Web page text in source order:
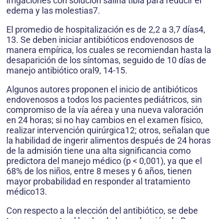
edema y las molestias7.
El promedio de hospitalización es de 2,2 a 3,7 días4,
13. Se deben iniciar antibióticos endovenosos de
manera empírica, los cuales se recomiendan hasta la
desaparición de los síntomas, seguido de 10 días de
manejo antibiótico oral9, 14-15.
Algunos autores proponen el inicio de antibióticos
endovenosos a todos los pacientes pediátricos, sin
compromiso de la vía aérea y una nueva valoración
en 24 horas; si no hay cambios en el examen físico,
realizar intervención quirúrgica12; otros, señalan que
la habilidad de ingerir alimentos después de 24 horas
de la admisión tiene una alta significancia como
predictora del manejo médico (p < 0,001), ya que el
68% de los niños, entre 8 meses y 6 años, tienen
mayor probabilidad en responder al tratamiento
médico13.
Con respecto a la elección del antibiótico, se debe